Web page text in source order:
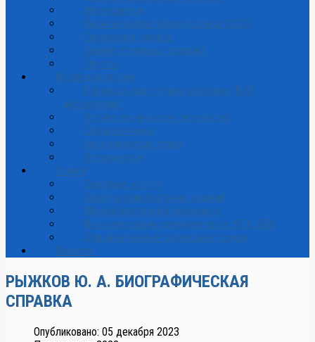
Мероприятия
Книжная полка первокурсника (СПО)
Справочная служба
Замена утерянных изданий
Опросы
Исследователям
В помощь подготовке курсовых, ВКР,
диссертаций
Научно-техническое творчество
Открытая наука
Академическая этика
Наукометрия
Услуги
Основные услуги
Заказ на приобретение изданий
Межбиблиотечный абонемент
Индексирование документов по УДК, ББК
Дополнительные сервисные услуги
Новости
РЫЖКОВ Ю. А. БИОГРАФИЧЕСКАЯ
СПРАВКА
Опубликовано: 05 декабря 2023